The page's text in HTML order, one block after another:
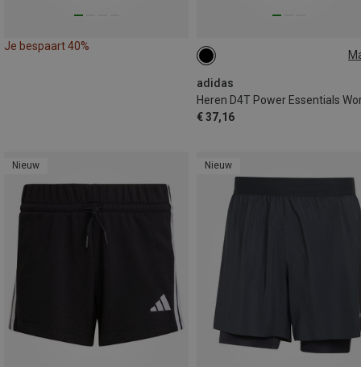
Je bespaart 40%
adidas
€ 37,16
XS
Nieuw Nieuw